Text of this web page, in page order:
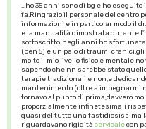
...ho 35 anni sono di bg e ho
fa.Ringrazio il personale del centro
informazioni e in particolar modo il
e la manualità dimostrata durante
sottoscritto:negli anni ho
(ben 5) e un paio di traumi
molto il mio livello fisico e mentale
sapendo che nn sarebbe stato
terapie tradizionali e non,e
mantenimento (oltre a impegnarmi
tornavo al punto di prima,davvero
proporzialmente infinetesimali
quasi del tutto una fastidiosissima
riguardavano rigidità cervicalecon